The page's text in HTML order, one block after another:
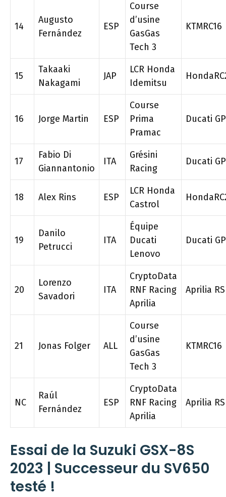
14
Augusto
Fernández
ESP
Course
d’usine
GasGas
Tech 3
KTMRC16
15
Takaaki
Nakagami
JAP
LCR Honda
Idemitsu
16 Jorge Martin ESP
Course
Prima
Pramac
Ducati
17
Fabio Di
Giannantonio
ITA
Grésini
Racing
Ducati
18 Alex Rins ESP
LCR Honda
Castrol
19
Danilo
Petrucci
ITA
Équipe
Ducati
Lenovo
Ducati
20
Lorenzo
Savadori
ITA
CryptoData
RNF Racing
Aprilia
Aprilia RS
21 Jonas Folger ALL
Course
d’usine
GasGas
Tech 3
KTMRC16
NC
Raúl
Fernández
ESP
CryptoData
RNF Racing
Aprilia
Aprilia RS
Essai de la Suzuki GSX-8S
2023 | Successeur du SV650
testé !